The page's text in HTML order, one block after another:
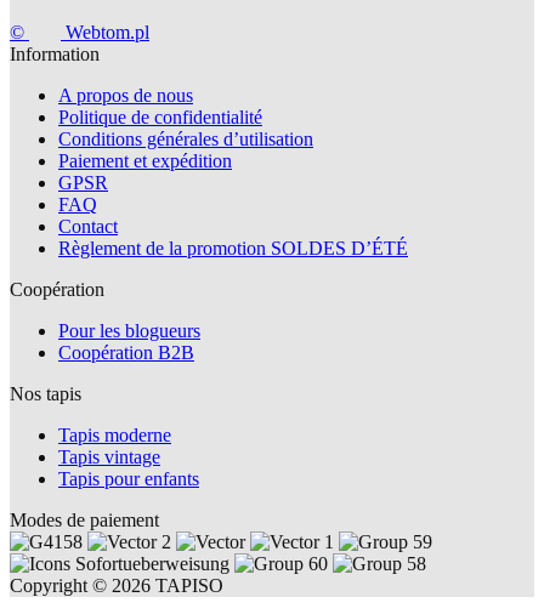
©
Webtom.pl
Information
A propos de nous
Politique de confidentialité
Conditions générales d’utilisation
Paiement et expédition
GPSR
FAQ
Contact
Règlement de la promotion SOLDES D’ÉTÉ
Coopération
Pour les blogueurs
Coopération B2B
Nos tapis
Tapis moderne
Tapis vintage
Tapis pour enfants
Modes de paiement
Copyright © 2026 TAPISO